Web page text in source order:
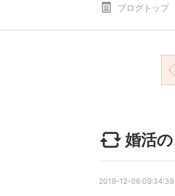
ブログトップ
婚活
2019-12-06 09:34:39